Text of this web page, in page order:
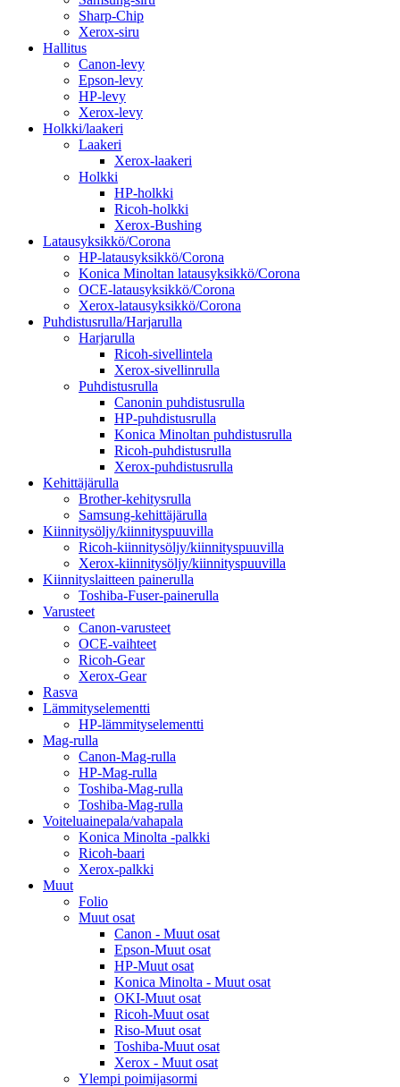
Sharp-Chip
Xerox-siru
Hallitus
Canon-levy
Epson-levy
HP-levy
Xerox-levy
Holkki/laakeri
Laakeri
Xerox-laakeri
Holkki
HP-holkki
Ricoh-holkki
Xerox-Bushing
Latausyksikkö/Corona
HP-latausyksikkö/Corona
Konica Minoltan latausyksikkö/Corona
OCE-latausyksikkö/Corona
Xerox-latausyksikkö/Corona
Puhdistusrulla/Harjarulla
Harjarulla
Ricoh-sivellintela
Xerox-sivellinrulla
Puhdistusrulla
Canonin puhdistusrulla
HP-puhdistusrulla
Konica Minoltan puhdistusrulla
Ricoh-puhdistusrulla
Xerox-puhdistusrulla
Kehittäjärulla
Brother-kehitysrulla
Samsung-kehittäjärulla
Kiinnitysöljy/kiinnityspuuvilla
Ricoh-kiinnitysöljy/kiinnityspuuvilla
Xerox-kiinnitysöljy/kiinnityspuuvilla
Kiinnityslaitteen painerulla
Toshiba-Fuser-painerulla
Varusteet
Canon-varusteet
OCE-vaihteet
Ricoh-Gear
Xerox-Gear
Rasva
Lämmityselementti
HP-lämmityselementti
Mag-rulla
Canon-Mag-rulla
HP-Mag-rulla
Toshiba-Mag-rulla
Toshiba-Mag-rulla
Voiteluainepala/vahapala
Konica Minolta -palkki
Ricoh-baari
Xerox-palkki
Muut
Folio
Muut osat
Canon - Muut osat
Epson-Muut osat
HP-Muut osat
Konica Minolta - Muut osat
OKI-Muut osat
Ricoh-Muut osat
Riso-Muut osat
Toshiba-Muut osat
Xerox - Muut osat
Ylempi poimijasormi